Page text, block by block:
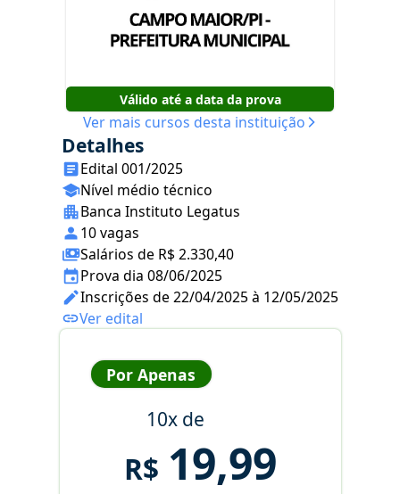
Válido até a data da prova
Ver mais cursos desta instituição
Detalhes
Edital 001/2025
Nível médio técnico
Banca Instituto Legatus
10 vagas
Salários de R$ 2.330,40
Prova dia 08/06/2025
Inscrições de 22/04/2025 à 12/05/2025
Ver edital
Por Apenas
10x de
R$ 19,99